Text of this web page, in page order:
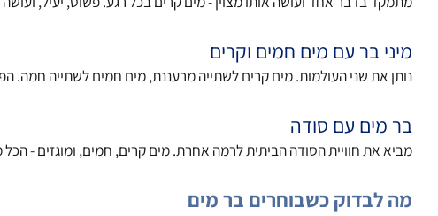
קרים
בדבר אחד ועושה אותו מצוין - מים קרים בכל רגע. פשוט, יעיל, ועושה את
בר עם מים חמים וקרים
את שני העולמות. מים קרים לשתייה מרעננת, מים חמים לשתייה חמה.
את חוויית הסודה הביתית לרמה אחרת. מים קרים, חמים, ומוגזים - הכל